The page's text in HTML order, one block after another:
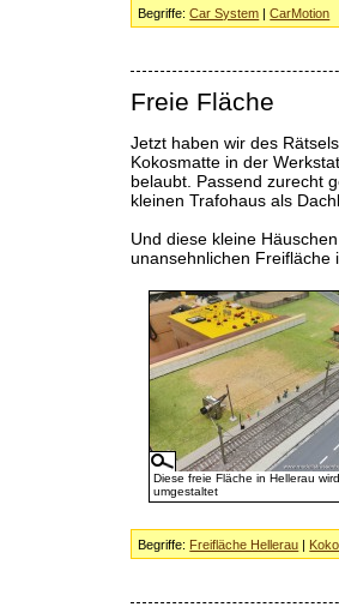
Begriffe:Car System |CarMotion
Freie Fläche
Jetzt haben wir des
Kokosmatte in der
belaubt. Passend zurecht
kleinen Trafohaus als
Und diese kleine
unansehnlichen Freifläche
Diese freie Fläche in Hellerau
umgestaltet
Begriffe: Freifläche Hellerau |